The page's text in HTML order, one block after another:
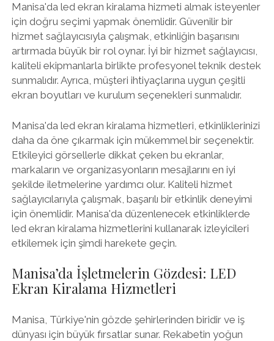
Manisa'da led ekran kiralama hizmeti almak isteyenler
için doğru seçimi yapmak önemlidir. Güvenilir bir
hizmet sağlayıcısıyla çalışmak, etkinliğin başarısını
artırmada büyük bir rol oynar. İyi bir hizmet sağlayıcısı,
kaliteli ekipmanlarla birlikte profesyonel teknik destek
sunmalıdır. Ayrıca, müşteri ihtiyaçlarına uygun çeşitli
ekran boyutları ve kurulum seçenekleri sunmalıdır.
Manisa'da led ekran kiralama hizmetleri, etkinliklerinizi
daha da öne çıkarmak için mükemmel bir seçenektir.
Etkileyici görsellerle dikkat çeken bu ekranlar,
markaların ve organizasyonların mesajlarını en iyi
şekilde iletmelerine yardımcı olur. Kaliteli hizmet
sağlayıcılarıyla çalışmak, başarılı bir etkinlik deneyimi
için önemlidir. Manisa'da düzenlenecek etkinliklerde
led ekran kiralama hizmetlerini kullanarak izleyicileri
etkilemek için şimdi harekete geçin.
Manisa’da İşletmelerin Gözdesi: LED
Ekran Kiralama Hizmetleri
Manisa, Türkiye'nin gözde şehirlerinden biridir ve iş
dünyası için büyük fırsatlar sunar. Rekabetin yoğun